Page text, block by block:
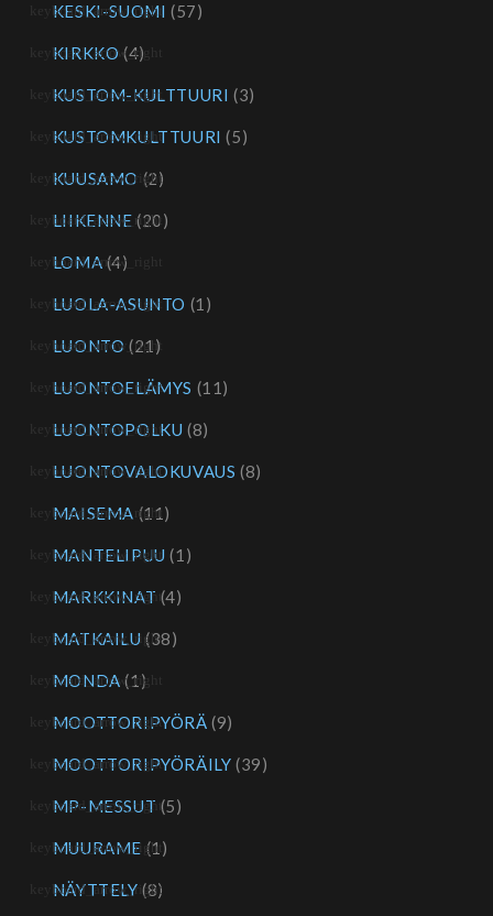
KESKI-SUOMI (57)
KIRKKO (4)
KUSTOM-KULTTUURI (3)
KUSTOMKULTTUURI (5)
KUUSAMO (2)
LIIKENNE (20)
LOMA (4)
LUOLA-ASUNTO (1)
LUONTO (21)
LUONTOELÄMYS (11)
LUONTOPOLKU (8)
LUONTOVALOKUVAUS (8)
MAISEMA (11)
MANTELIPUU (1)
MARKKINAT (4)
MATKAILU (38)
MONDA (1)
MOOTTORIPYÖRÄ (9)
MOOTTORIPYÖRÄILY (39)
MP-MESSUT (5)
MUURAME (1)
NÄYTTELY (8)